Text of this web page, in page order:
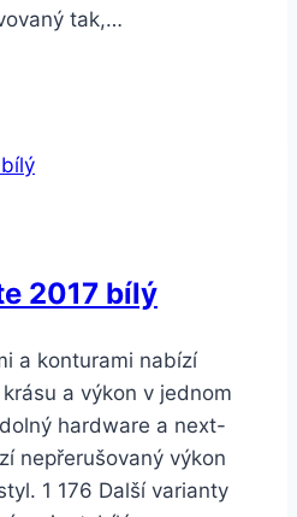
tak,…
2017 bílý
a konturami nabízí
a výkon v jednom
hardware a next-
nepřerušovaný výkon
1 176 Další varianty